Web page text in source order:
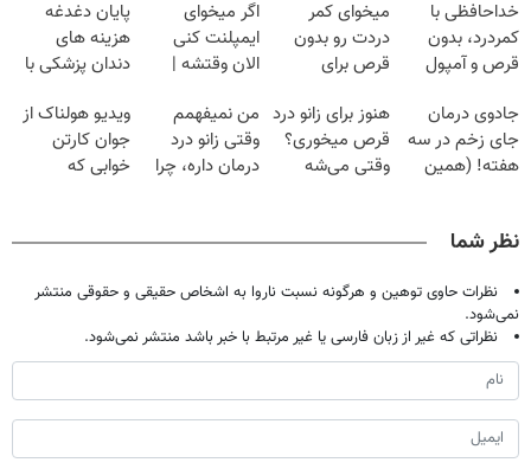
خداحافظی با
کمردرد، بدون
قرص و آمپول
میخوای کمر
دردت رو بدون
قرص برای
کنی؟
(◂پرسش‌نامه رو
پر کن)
اگر میخوای
ایمپلنت کنی
الان وقتشه |
میلیون تومان!!!
پایان دغدغه
هزینه های
دندان پزشکی با
خانگی
جادوی درمان
جای زخم در سه
هفته! (همین
هنوز برای زانو درد
قرص میخوری؟
وقتی می‌شه
من نمیفهمم
وقتی زانو درد
درمان داره، چرا
ویدیو هولناک از
جوان کارتن
خوابی که
نظر شما
نظرات حاوی توهین و هرگونه نسبت ناروا به اشخاص حقیقی و حقوقی منتشر
نمی‌شود.
نظراتی که غیر از زبان فارسی یا غیر مرتبط با خبر باشد منتشر نمی‌شود.